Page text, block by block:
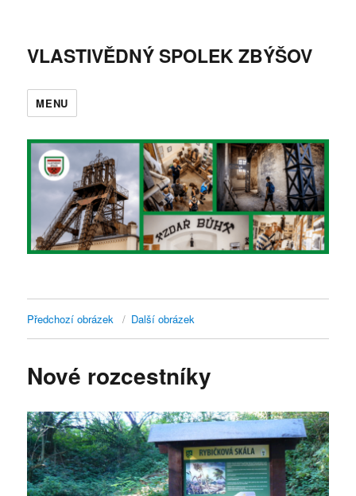
VLASTIVĚDNÝ SPOLEK ZBÝŠOV
MENU
Předchozí obrázek Další obrázek
Nové rozcestníky